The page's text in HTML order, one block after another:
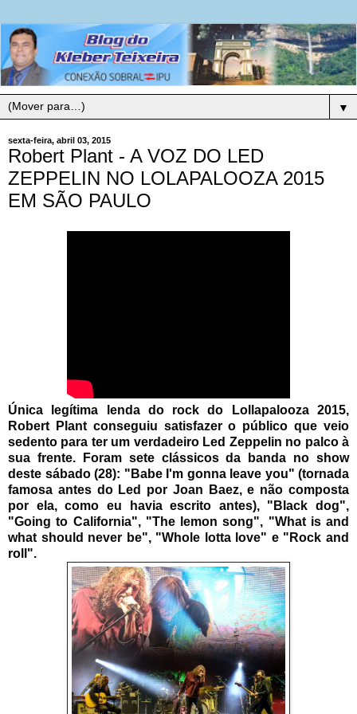
▼
sexta-feira, abril 03, 2015
Robert Plant - A VOZ DO LED
ZEPPELIN NO LOLAPALOOZA 2015
EM SÃO PAULO
Única legítima lenda do rock do Lollapalooza 2015,
Robert Plant conseguiu satisfazer o público que veio
sedento para ter um verdadeiro Led Zeppelin no palco à
sua frente. Foram sete clássicos da banda no show
deste sábado (28): "Babe I'm gonna leave you" (tornada
famosa antes do Led por Joan Baez, e não composta
por ela, como eu havia escrito antes), "Black dog",
"Going to California", "The lemon song", "What is and
what should never be", "Whole lotta love" e "Rock and
roll".